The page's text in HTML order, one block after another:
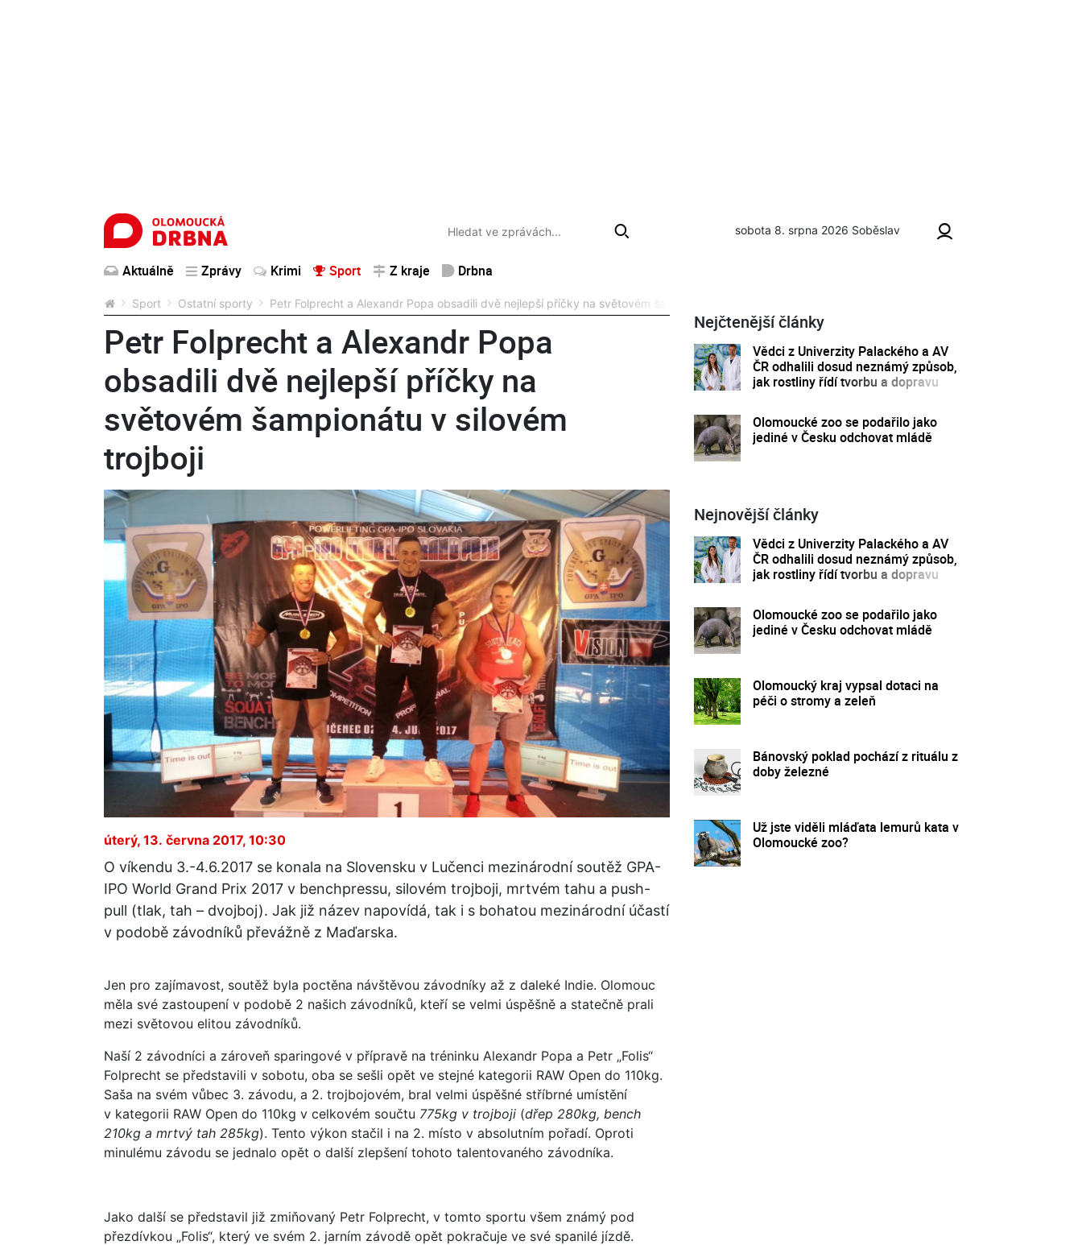
sobota 8. srpna 2026 Soběslav
Aktuálně Zprávy Krimi Sport Z kraje Drbna
Sport Ostatní sporty Petr Folprecht a Alexandr Popa obsadili dvě nejlepší příčky na světovém šampionátu v silovém trojboji
Petr Folprecht a Alexandr Popa
obsadili dvě nejlepší příčky na
světovém šampionátu v silovém
trojboji
úterý, 13. června 2017, 10:30
O víkendu 3.-4.6.2017 se konala na Slovensku v Lučenci mezinárodní soutěž GPA-
IPO World Grand Prix 2017 v benchpressu, silovém trojboji, mrtvém tahu a push-
pull (tlak, tah – dvojboj). Jak již název napovídá, tak i s bohatou mezinárodní účastí
v podobě závodníků převážně z Maďarska.
Jen pro zajímavost, soutěž byla poctěna návštěvou závodníky až z daleké Indie. Olomouc
měla své zastoupení v podobě 2 našich závodníků, kteří se velmi úspěšně a statečně prali
mezi světovou elitou závodníků.
Naší 2 závodníci a zároveň sparingové v přípravě na tréninku Alexandr Popa a Petr „Folis“
Folprecht se představili v sobotu, oba se sešli opět ve stejné kategorii RAW Open do 110kg.
Saša na svém vůbec 3. závodu, a 2. trojbojovém, bral velmi úspěšné stříbrné umístění
v kategorii RAW Open do 110kg v celkovém součtu 775kg v trojboji (dřep 280kg, bench
210kg a mrtvý tah 285kg). Tento výkon stačil i na 2. místo v absolutním pořadí. Oproti
minulému závodu se jednalo opět o další zlepšení tohoto talentovaného závodníka.
Jako další se představil již zmiňovaný Petr Folprecht, v tomto sportu všem známý pod
přezdívkou „Folis“, který ve svém 2. jarním závodě opět pokračuje ve své spanilé jízdě.
Nejčtenější články
Vědci z Univerzity Palackého a AV
ČR odhalili dosud neznámý způsob,
jak rostliny řídí tvorbu a dopravu
Olomoucké zoo se podařilo jako
jediné v Česku odchovat mládě
Nejnovější články
Vědci z Univerzity Palackého a AV
ČR odhalili dosud neznámý způsob,
jak rostliny řídí tvorbu a dopravu
Olomoucké zoo se podařilo jako
jediné v Česku odchovat mládě
Olomoucký kraj vypsal dotaci na
péči o stromy a zeleň
Bánovský poklad pochází z rituálu z
doby železné
Už jste viděli mláďata lemurů kata v
Olomoucké zoo?